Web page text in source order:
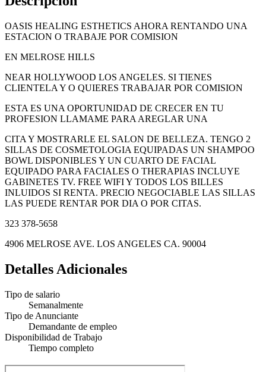
OASIS HEALING ESTHETICS AHORA RENTANDO UNA
ESTACION O TRABAJE POR COMISION
EN MELROSE HILLS
NEAR HOLLYWOOD LOS ANGELES. SI TIENES
CLIENTELA Y O QUIERES TRABAJAR POR COMISION
ESTA ES UNA OPORTUNIDAD DE CRECER EN TU
PROFESION LLAMAME PARA AREGLAR UNA
CITA Y MOSTRARLE EL SALON DE BELLEZA. TENGO 2
SILLAS DE COSMETOLOGIA EQUIPADAS UN SHAMPOO
BOWL DISPONIBLES Y UN CUARTO DE FACIAL
EQUIPADO PARA FACIALES O THERAPIAS INCLUYE
GABINETES TV. FREE WIFI Y TODOS LOS BILLES
INLUIDOS SI RENTA. PRECIO NEGOCIABLE LAS SILLAS
LAS PUEDE RENTAR POR DIA O POR CITAS.
323 378-5658
4906 MELROSE AVE. LOS ANGELES CA. 90004
Detalles Adicionales
Tipo de salario
Semanalmente
Tipo de Anunciante
Demandante de empleo
Disponibilidad de Trabajo
Tiempo completo